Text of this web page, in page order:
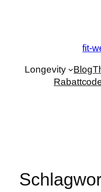
fit-
Longevity Blog